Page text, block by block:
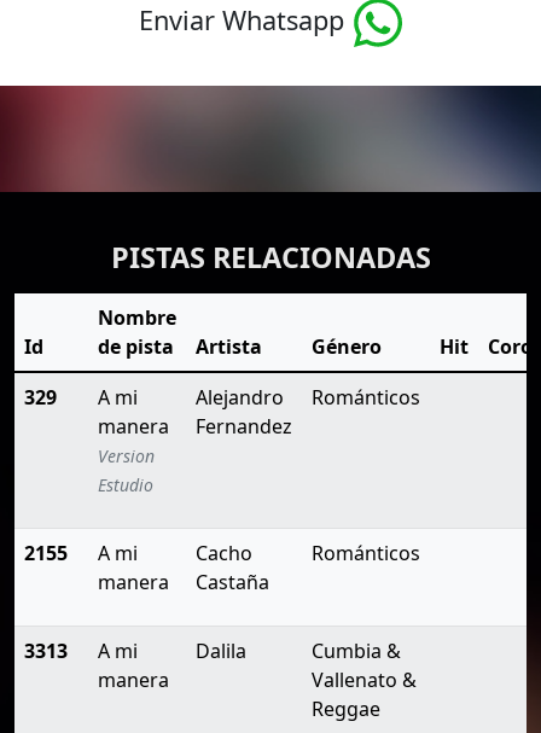
Enviar Whatsapp
PISTAS RELACIONADAS
Id
Nombre
de pista
Artista Género Hit
Coros
329
A mi
manera
Version
Estudio
Alejandro
Fernandez
Románticos
2155
A mi
manera
Cacho
Castaña
Románticos
3313
A mi
manera
Dalila
Cumbia &
Vallenato &
Reggae